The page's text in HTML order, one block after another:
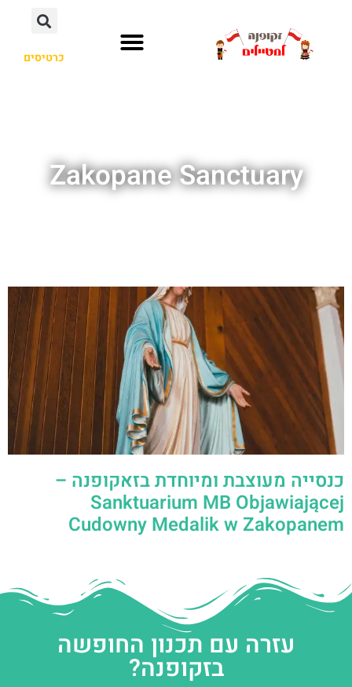
כרטיסים
Zakopane Sanctuary
כנסייה מעוצבת ומיוחדת בזאקופנה –
Sanktuarium MB Objawiającej
Cudowny Medalik w Zakopanem
עזרה עם תכנון החופשה
בזקופנה?